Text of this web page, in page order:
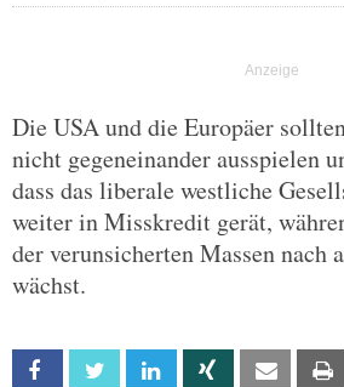
Die USA und die Europäer
nicht gegeneinander ausspielen
dass das liberale westliche
weiter in Misskredit gerät,
der verunsicherten Massen nach
wächst.
Facebook Twitter Linkedin Xing Email